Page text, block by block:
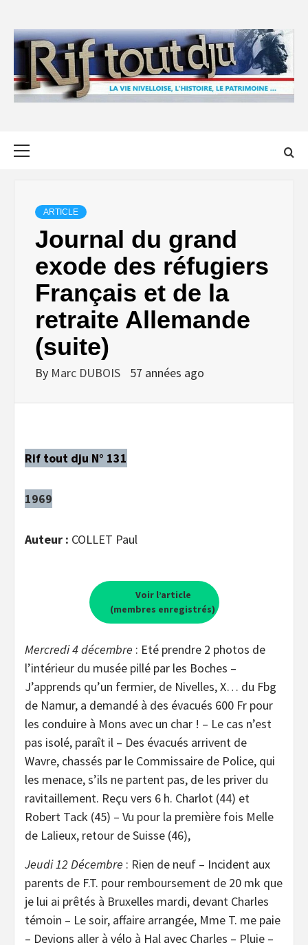
content
ARTICLE
Journal du grand
exode des réfugiers
Français et de la
retraite Allemande
(suite)
By Marc DUBOIS 57 années ago
Rif tout dju N° 131
1969
Auteur : COLLET Paul
Voir l’article
(membres enregistrés)
Mercredi 4 décembre : Eté prendre 2 photos de
l’intérieur du musée pillé par les Boches –
J’apprends qu’un fermier, de Nivelles, X… du Fbg
de Namur, a demandé à des évacués 600 Fr pour
les conduire à Mons avec un char ! – Le cas n’est
pas isolé, paraît il – Des évacués arrivent de
Wavre, chassés par le Commissaire de Police, qui
les menace, s’ils ne partent pas, de les priver du
ravitaillement. Reçu vers 6 h. Charlot (44) et
Robert Tack (45) – Vu pour la première fois Melle
de Lalieux, retour de Suisse (46),
Jeudi 12 Décembre : Rien de neuf – Incident aux
parents de F.T. pour remboursement de 20 mk que
je lui ai prêtés à Bruxelles mardi, devant Charles
témoin – Le soir, affaire arrangée, Mme T. me paie
– Devions aller à vélo à Hal avec Charles – Pluie –